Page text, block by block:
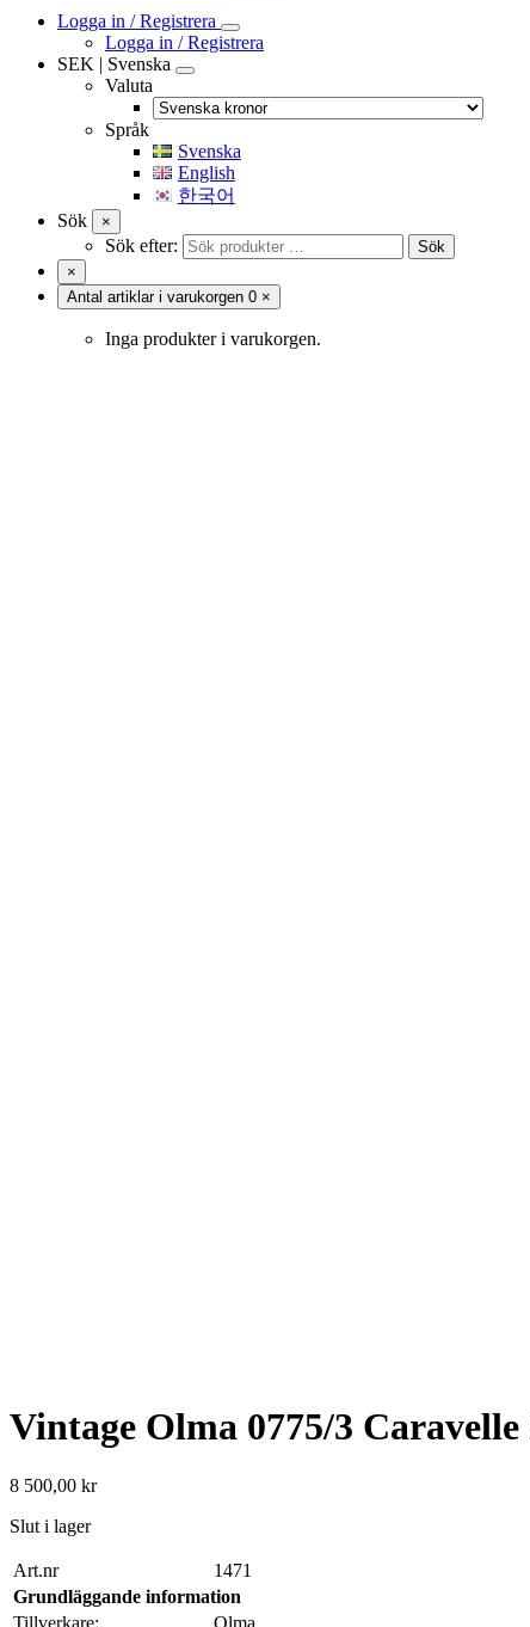
Logga in / Registrera
Logga in / Registrera
SEK | Svenska
Valuta
Språk
Svenska
English
한국어
Sök
×
Sök efter:
Sök
×
Antal artiklar i varukorgen 0 ×
Inga produkter i varukorgen.
Vintage Olma 0775/3
8 500,00 kr
Slut i lager
Art.nr
1471
Grundläggande information
Tillverkare:
Olma